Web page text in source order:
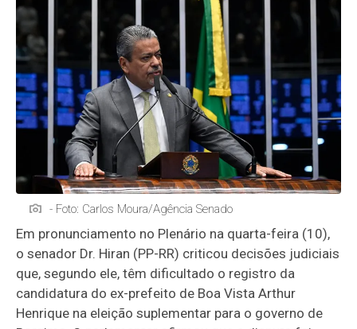
- Foto: Carlos Moura/Agência Senado
Em pronunciamento no Plenário na quarta-feira (10),
o senador Dr. Hiran (PP-RR) criticou decisões judiciais
que, segundo ele, têm dificultado o registro da
candidatura do ex-prefeito de Boa Vista Arthur
Henrique na eleição suplementar para o governo de